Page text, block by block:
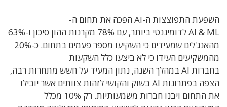
השפעת התפוצצות ה-AI הפכה את תחום ה-
AI & ML לדומיננטי ביותר, עם 78% מקרנות ההון סיכון ו-63%
מהאנג'לים שמעידים כי השקיעו מספר פעמים בתחום. כ-20%
מהמשקיעים העידו כי לא ביצעו כלל השקעות
בחברות AI במהלך השנה, נתון המעיד על חשש מתחרות רבה,
הצפה בפתרונות AI בשוק והקושי לזהות צוותים אשר יובילו
את התחום ויבנו חברות משמעותיות. רק 10% מכלל